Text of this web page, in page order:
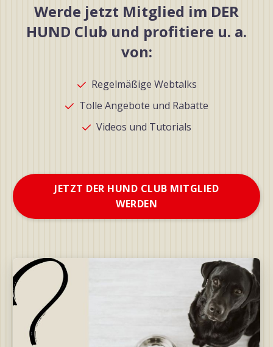
Werde jetzt Mitglied im DER
HUND Club und profitiere u. a.
von:
Regelmäßige Webtalks
Tolle Angebote und Rabatte
Videos und Tutorials
JETZT DER HUND CLUB MITGLIED
WERDEN